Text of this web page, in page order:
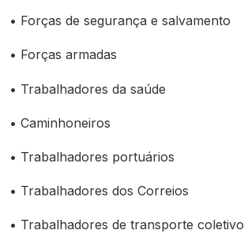
• Forças de segurança e salvamento
• Forças armadas
• Trabalhadores da saúde
• Caminhoneiros
• Trabalhadores portuários
• Trabalhadores dos Correios
• Trabalhadores de transporte coletivo